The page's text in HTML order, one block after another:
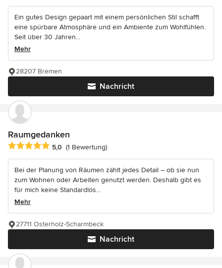
Ein gutes Design gepaart mit einem persönlichen Stil schafft
eine spürbare Atmosphäre und ein Ambiente zum Wohlfühlen.
Seit über 30 Jahren...
Mehr
Nachricht
28207 Bremen
Raumgedanken
Durchschnittliche Bewertung: 5 von 5 Sternen
5,0 (1 Bewertung)
Bei der Planung von Räumen zählt jedes Detail – ob sie nun
zum Wohnen oder Arbeiten genutzt werden. Deshalb gibt es
für mich keine Standardlös...
Mehr
Nachricht
27711 Osterholz-Scharmbeck